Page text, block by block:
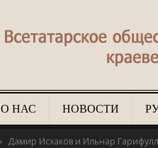
О НАС НОВОСТИ
Дамир Исхаков и Ильнар